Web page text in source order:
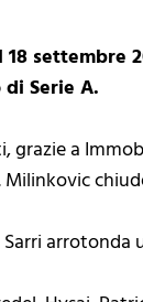
settembre
Serie A.
grazie a
Sarri